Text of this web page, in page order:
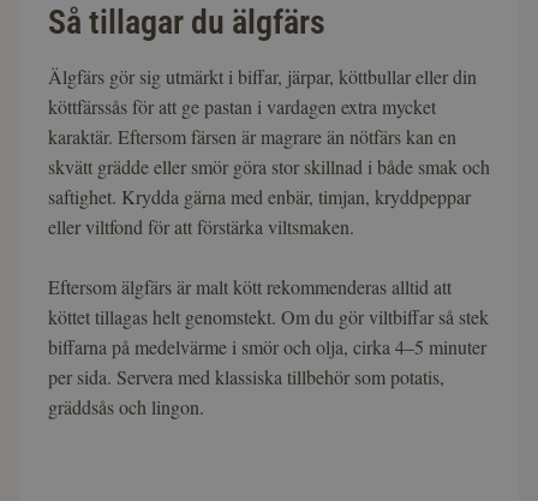
Så tillagar du älgfärs
Älgfärs gör sig utmärkt i biffar, järpar, köttbullar eller din
köttfärssås för att ge pastan i vardagen extra mycket
karaktär. Eftersom färsen är magrare än nötfärs kan en
skvätt grädde eller smör göra stor skillnad i både smak och
saftighet. Krydda gärna med enbär, timjan, kryddpeppar
eller viltfond för att förstärka viltsmaken.
Eftersom älgfärs är malt kött rekommenderas alltid att
köttet tillagas helt genomstekt. Om du gör viltbiffar så stek
biffarna på medelvärme i smör och olja, cirka 4–5 minuter
per sida. Servera med klassiska tillbehör som potatis,
gräddsås och lingon.